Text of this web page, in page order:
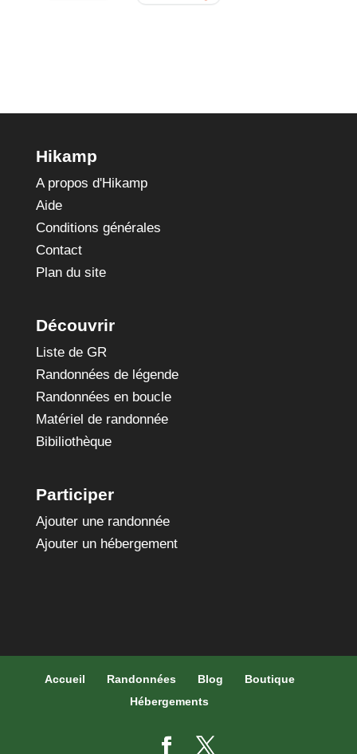
Hikamp
A propos d'Hikamp
Aide
Conditions générales
Contact
Plan du site
Découvrir
Liste de GR
Randonnées de légende
Randonnées en boucle
Matériel de randonnée
Bibiliothèque
Participer
Ajouter une randonnée
Ajouter un hébergement
Accueil Randonnées Blog
Boutique
Hébergements